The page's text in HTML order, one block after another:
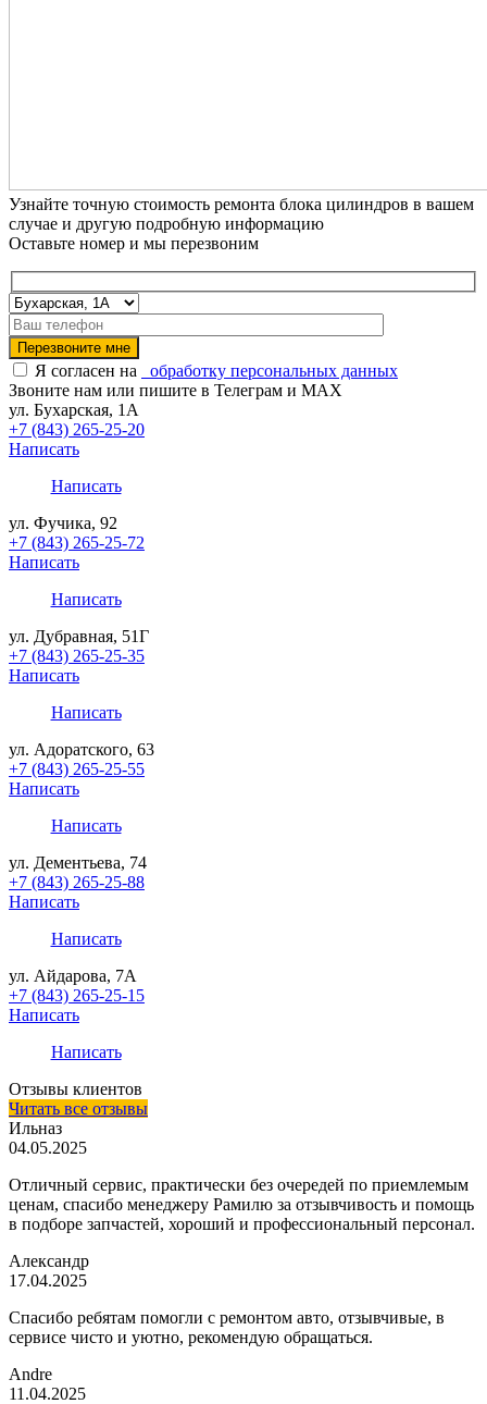
Узнайте точную стоимость ремонта блока цилиндров в вашем
случае и другую подробную информацию
Оставьте номер и мы перезвоним
Я согласен на
обработку персональных данных
Звоните нам или пишите в Телеграм и MAX
ул. Бухарская, 1А
+7 (843) 265-25-20
Написать
Написать
ул. Фучика, 92
+7 (843) 265-25-72
Написать
Написать
ул. Дубравная, 51Г
+7 (843) 265-25-35
Написать
Написать
ул. Адоратского, 63
+7 (843) 265-25-55
Написать
Написать
ул. Дементьева, 74
+7 (843) 265-25-88
Написать
Написать
ул. Айдарова, 7А
+7 (843) 265-25-15
Написать
Написать
Отзывы клиентов
Читать все отзывы
Ильназ
04.05.2025
Отличный сервис, практически без очередей по приемлемым
ценам, спасибо менеджеру Рамилю за отзывчивость и помощь
в подборе запчастей, хороший и профессиональный персонал.
Александр
17.04.2025
Спасибо ребятам помогли с ремонтом авто, отзывчивые, в
сервисе чисто и уютно, рекомендую обращаться.
Andre
11.04.2025